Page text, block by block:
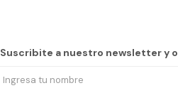
Suscribite a nuestro newsletter y
cada artículo esté al
atuendos, haciendo
diferentes entornos.